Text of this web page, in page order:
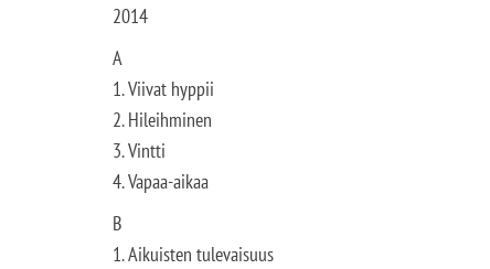
2014
A
1. Viivat hyppii
2. Hileihminen
3. Vintti
4. Vapaa-aikaa
B
1. Aikuisten tulevaisuus